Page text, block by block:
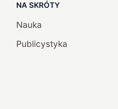
NA SKRÓTY
Nauka
Publicystyka